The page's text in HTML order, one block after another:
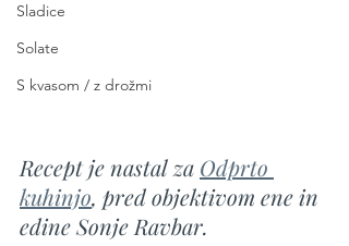
Sladice
Solate
S kvasom / z drožmi
Recept je nastal za Odprto
kuhinjo, pred objektivom ene in
edine Sonje Ravbar.